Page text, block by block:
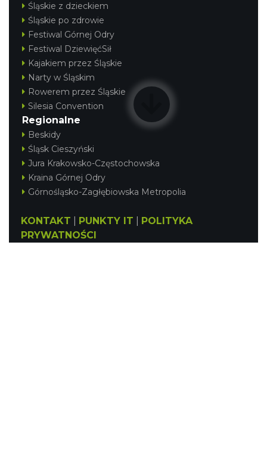
Śląskie z dzieckiem
Śląskie po zdrowie
Festiwal Górnej Odry
Festiwal DziewięćSił
Kajakiem przez Śląskie
Narty w Śląskim
Rowerem przez Śląskie
Silesia Convention
Regionalne
Beskidy
Śląsk Cieszyński
Jura Krakowsko-Częstochowska
Kraina Górnej Odry
Górnośląsko-Zagłębiowska Metropolia
KONTAKT PUNKTY IT
POLITYKA
PRYWATNOŚCI